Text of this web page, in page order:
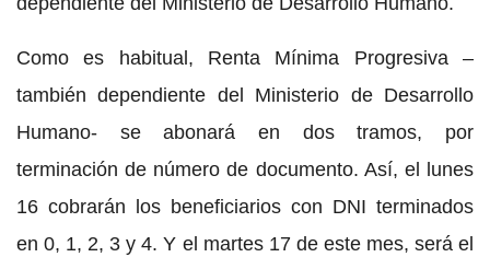
Como es habitual, Renta Mínima Progresiva –
también dependiente del Ministerio de Desarrollo
Humano- se abonará en dos tramos, por
terminación de número de documento. Así, el lunes
16 cobrarán los beneficiarios con DNI terminados
en 0, 1, 2, 3 y 4. Y el martes 17 de este mes, será el